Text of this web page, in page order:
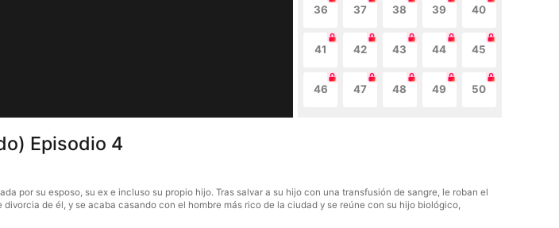
36 37 38 39 40
41 42 43 44 45
46 47 48 49 50
Episodio 4
por su esposo, su ex e incluso su propio hijo. Tras salvar a su hijo con una transfusión de sangre, le roban el
de él, y se acaba casando con el hombre más rico de la ciudad y se reúne con su hijo biológico,